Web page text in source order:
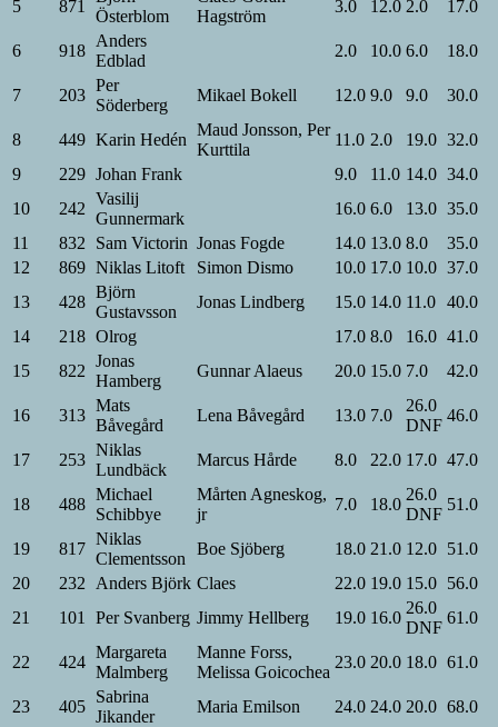
5
871
Österblom
Hagström
3.0 12.0 2.0 17.0
6 918
Anders
Edblad
2.0 10.0 6.0 18.0
7 203
Per
Söderberg
Mikael Bokell 12.0 9.0 9.0 30.0
8 449 Karin Hedén
Maud Jonsson, Per
Kurttila
11.0 2.0 19.0 32.0
9
229 Johan Frank 9.0 11.0 14.0 34.0
10
242
Vasilij
Gunnermark
16.0 6.0 13.0 35.0
11
832 Sam Victorin Jonas Fogde 14.0 13.0 8.0
35.0
12
869 Niklas Litoft Simon Dismo 10.0 17.0 10.0 37.0
13
428
Björn
Gustavsson
Jonas Lindberg 15.0 14.0 11.0 40.0
14
218 Olrog 17.0 8.0 16.0 41.0
15
822
Jonas
Hamberg
Gunnar Alaeus 20.0 15.0 7.0 42.0
16 313
Mats
Båvegård
Lena Båvegård 13.0 7.0
26.0
DNF
46.0
17 253
Niklas
Lundbäck
Marcus Hårde 8.0 22.0 17.0 47.0
18 488
Michael
Schibbye
Mårten Agneskog,
jr
7.0 18.0
26.0
DNF
51.0
19 817
Niklas
Clementsson
Boe Sjöberg 18.0 21.0 12.0 51.0
20
232 Anders Björk Claes 22.0 19.0 15.0 56.0
21
101 Per Svanberg Jimmy Hellberg 19.0 16.0
26.0
DNF
61.0
22 424
Margareta
Malmberg
Manne Forss,
Melissa Goicochea
23.0 20.0 18.0 61.0
23 405
Sabrina
Jikander
Maria Emilson 24.0 24.0 20.0 68.0